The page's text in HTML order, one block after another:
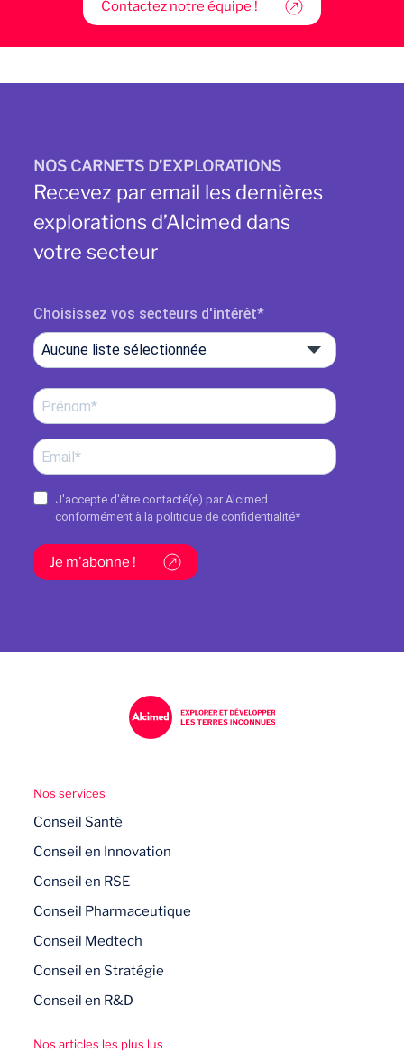
Contactez notre équipe !
NOS CARNETS D’EXPLORATIONS
Recevez par email les dernières
explorations d’Alcimed dans
votre secteur
Choisissez vos secteurs d'intérêt
Aucune liste sélectionnée
J'accepte d'être contacté(e) par Alcimed
conformément à la politique de confidentialité*
Je m'abonne !
Nos services
Conseil Santé
Conseil en Innovation
Conseil en RSE
Conseil Pharmaceutique
Conseil Medtech
Conseil en Stratégie
Conseil en R&D
Nos articles les plus lus